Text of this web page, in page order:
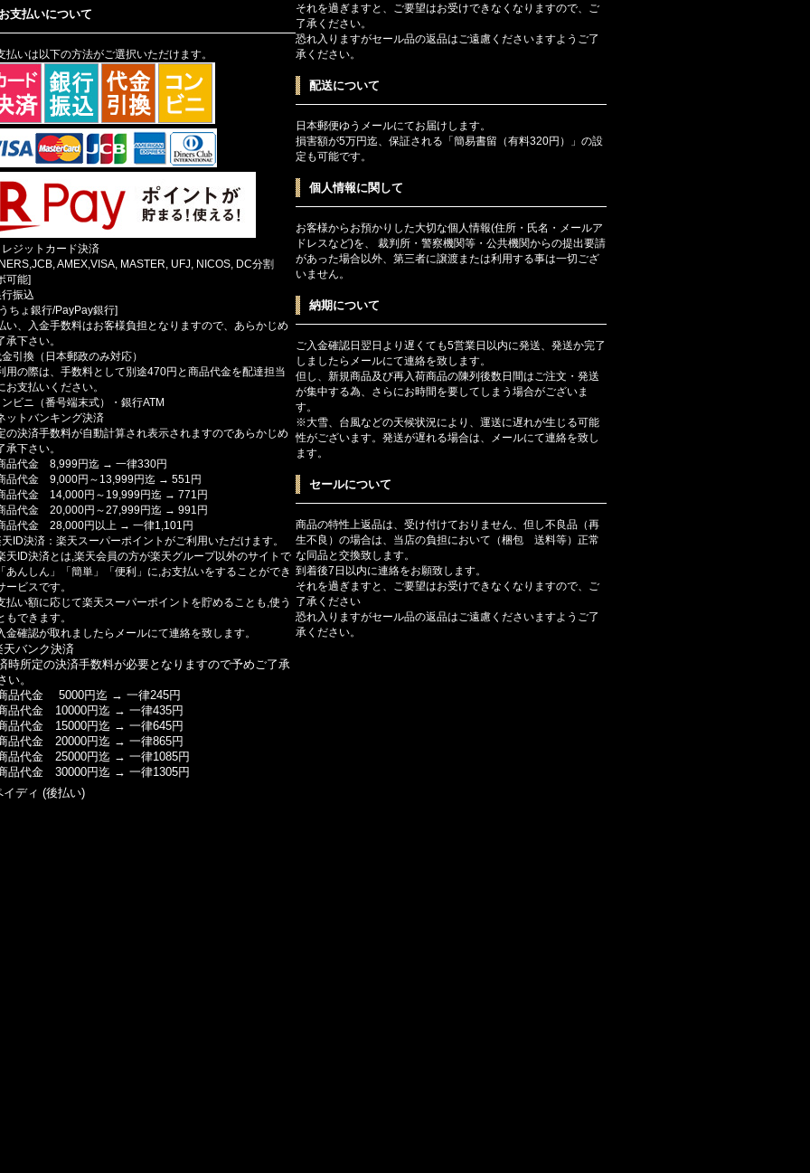
支払いについて
払いは以下の方法がご選択いただけます。
ジットカード決済
AMEX,VISA, MASTER, UFJ, NICOS, DC分割
可能]
振込
ちょ銀行/PayPay銀行]
い、入金手数料はお客様負担となりますので、あらかじめ
承下さい。
引換（日本郵政のみ対応）
用の際は、手数料として別途470円と商品代金を配達担当
お支払いください。
ビニ（番号端末式）・銀行ATM
トバンキング決済
の決済手数料が自動計算され表示されますのであらかじめ
承下さい。
品代金 8,999円迄 → 一律330円
品代金 9,000円～13,999円迄 → 551円
品代金 14,000円～19,999円迄 → 771円
品代金 20,000円～27,999円迄 → 991円
品代金 28,000円以上 → 一律1,101円
ID決済：楽天スーパーポイントがご利用いただけます。
天ID決済とは,楽天会員の方が楽天グループ以外のサイトで
あんしん」「簡単」「便利」に,お支払いをすることができ
ービスです。
払い額に応じて楽天スーパーポイントを貯めることも,使う
もできます。
確認が取れましたらメールにて連絡を致します。
天バンク決済
時所定の決済手数料が必要となりますので予めご了承
い。
品代金 5000円迄 → 一律245円
品代金 10000円迄 → 一律435円
品代金 15000円迄 → 一律645円
品代金 20000円迄 → 一律865円
品代金 25000円迄 → 一律1085円
品代金 30000円迄 → 一律1305円
それを過ぎますと、ご要望はお受けできなくなりますので、ご
了承ください。
恐れ入りますがセール品の返品はご遠慮くださいますようご了
承ください。
配送について
日本郵便ゆうメールにてお届けします。
損害額が5万円迄、保証される「簡易書留（有料320円）」の設
定も可能です。
個人情報に関して
お客様からお預かりした大切な個人情報(住所・氏名・メールア
ドレスなど)を、 裁判所・警察機関等・公共機関からの提出要請
があった場合以外、第三者に譲渡または利用する事は一切ござ
いません。
納期について
ご入金確認日翌日より遅くても5営業日以内に発送、発送か完了
しましたらメールにて連絡を致します。
但し、新規商品及び再入荷商品の陳列後数日間はご注文・発送
が集中する為、さらにお時間を要してしまう場合がございま
す。
※大雪、台風などの天候状況により、運送に遅れが生じる可能
性がございます。発送が遅れる場合は、メールにて連絡を致し
ます。
セールについて
商品の特性上返品は、受け付けておりません、但し不良品（再
生不良）の場合は、当店の負担において（梱包 送料等）正常
な同品と交換致します。
到着後7日以内に連絡をお願致します。
それを過ぎますと、ご要望はお受けできなくなりますので、ご
了承ください
恐れ入りますがセール品の返品はご遠慮くださいますようご了
承ください。
イディ (後払い)